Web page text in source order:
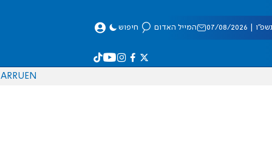
08/2026 המייל האדום חיפוש
EN
RU
AR